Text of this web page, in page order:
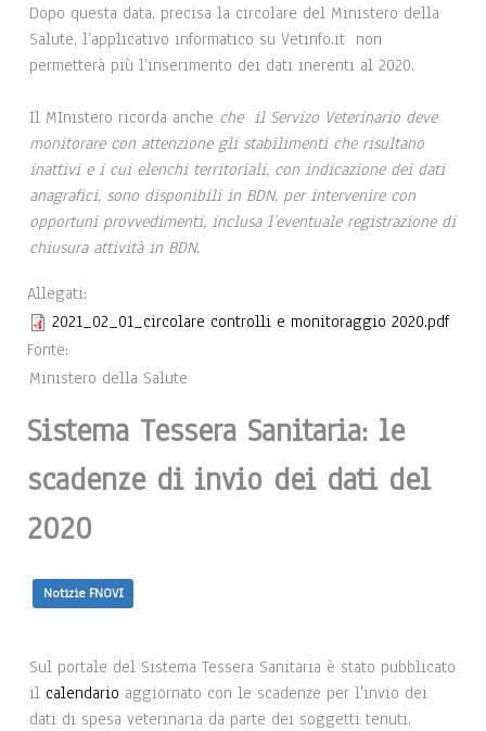
Dopo questa data, precisa la circolare del Ministero della
Salute, l’applicativo informatico su Vetinfo.it non
permetterà più l’inserimento dei dati inerenti al 2020.
Il MInistero ricorda anche che il Servizo Veterinario deve
monitorare con attenzione gli stabilimenti che risultano
inattivi e i cui elenchi territoriali, con indicazione dei dati
anagrafici, sono disponibili in BDN, per intervenire con
opportuni provvedimenti, inclusa l’eventuale registrazione di
chiusura attività in BDN.
Allegati:
2021_02_01_circolare controlli e monitoraggio 2020.pdf
Fonte:
Ministero della Salute
Sistema Tessera Sanitaria: le
scadenze di invio dei dati del
2020
Notizie FNOVI
Sul portale del Sistema Tessera Sanitaria è stato pubblicato
il calendario aggiornato con le scadenze per l'invio dei
dati di spesa veterinaria da parte dei soggetti tenuti.